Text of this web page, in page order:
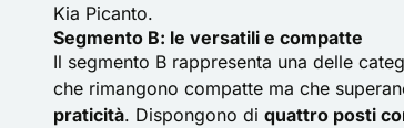
Kia Picanto.
Segmento B: le versatili e compatte
Il segmento B rappresenta una delle
che rimangono compatte ma che
praticità. Dispongono di quattro posti